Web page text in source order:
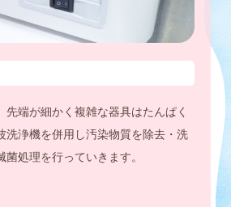
先端が細かく複雑な器具はたんぱく
洗浄機を併用し汚染物質を除去・洗
処理を行っていきます。